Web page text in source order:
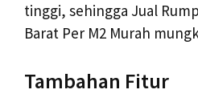
tinggi, sehingga Jual
Barat Per M2 Murah
Tambahan Fitur